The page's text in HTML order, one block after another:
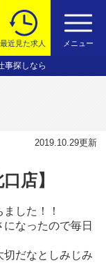
事探しなら
最近見た求人 メニュー
2019.10.29更新
店】
した！！
なったので毎日
切だなとしみじみ